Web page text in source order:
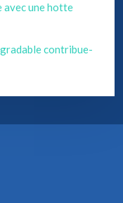
avec une hotte
contribue-